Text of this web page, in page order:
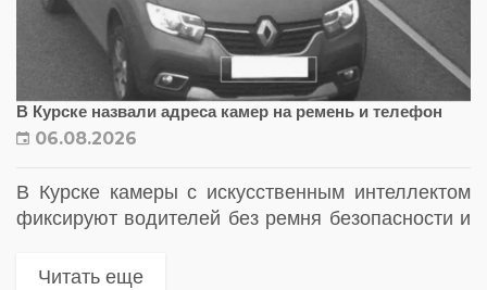
В Курске назвали адреса камер на ремень и телефон
06.08.2026
В Курске камеры с искусственным интеллектом
фиксируют водителей без ремня безопасности и
Читать еще